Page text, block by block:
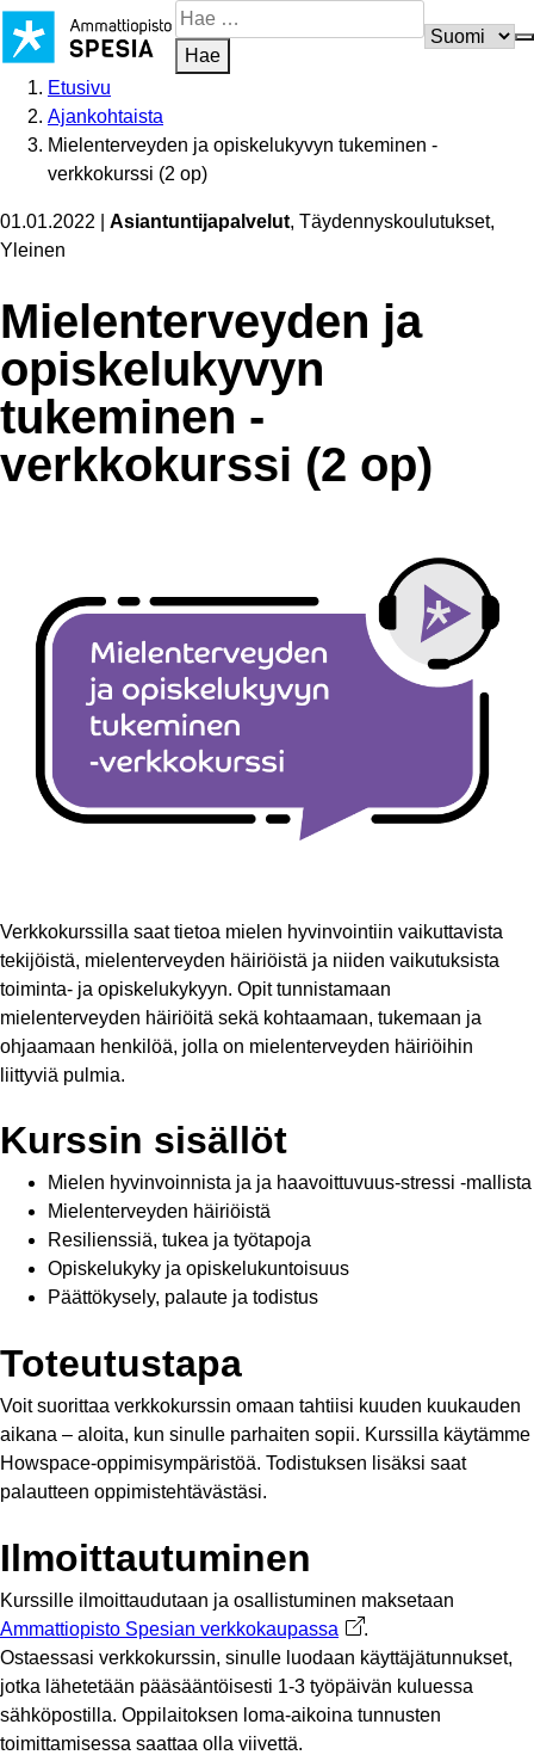
Siirry
sisältöön
Hae
sivustosta
Hae
Etusivu
Ajankohtaista
Mielenterveyden ja opiskelukyvyn tukeminen -
verkkokurssi (2 op)
01.01.2022 Asiantuntijapalvelut, Täydennyskoulutukset,
Yleinen
Mielen­ter­veyden ja
opiskelukyvyn
tukeminen -
verkkokurssi (2 op)
Verkkokurssilla saat tietoa mielen hyvinvointiin vaikuttavista
tekijöistä, mielenterveyden häiriöistä ja niiden vaikutuksista
toiminta- ja opiskelukykyyn. Opit tunnistamaan
mielenterveyden häiriöitä sekä kohtaamaan, tukemaan ja
ohjaamaan henkilöä, jolla on mielenterveyden häiriöihin
liittyviä pulmia.
Kurssin sisällöt
Mielen hyvinvoinnista ja ja haavoittuvuus-stressi -mallista
Mielenterveyden häiriöistä
Resilienssiä, tukea ja työtapoja
Opiskelukyky ja opiskelukuntoisuus
Päättökysely, palaute ja todistus
Toteutustapa
Voit suorittaa verkkokurssin omaan tahtiisi kuuden kuukauden
aikana – aloita, kun sinulle parhaiten sopii. Kurssilla käytämme
Howspace-oppimisympäristöä. Todistuksen lisäksi saat
palautteen oppimistehtävästäsi.
Ilmoittautuminen
Kurssille ilmoittaudutaan ja osallistuminen maksetaan
Ammattiopisto Spesian verkkokaupassa Avautuu uuteen
.
Ostaessasi verkkokurssin, sinulle luodaan käyttäjätunnukset,
jotka lähetetään pääsääntöisesti 1-3 työpäivän kuluessa
sähköpostilla. Oppilaitoksen loma-aikoina tunnusten
toimittamisessa saattaa olla viivettä.